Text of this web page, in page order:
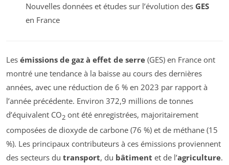
Nouvelles données et études sur l’évolution des GES
en France
Les émissions de gaz à effet de serre (GES) en France ont
montré une tendance à la baisse au cours des dernières
années, avec une réduction de 6 % en 2023 par rapport à
l’année précédente. Environ 372,9 millions de tonnes
d’équivalent CO2 ont été enregistrées, majoritairement
composées de dioxyde de carbone (76 %) et de méthane (15
%). Les principaux contributeurs à ces émissions proviennent
des secteurs du transport, du bâtiment et de l’agriculture.